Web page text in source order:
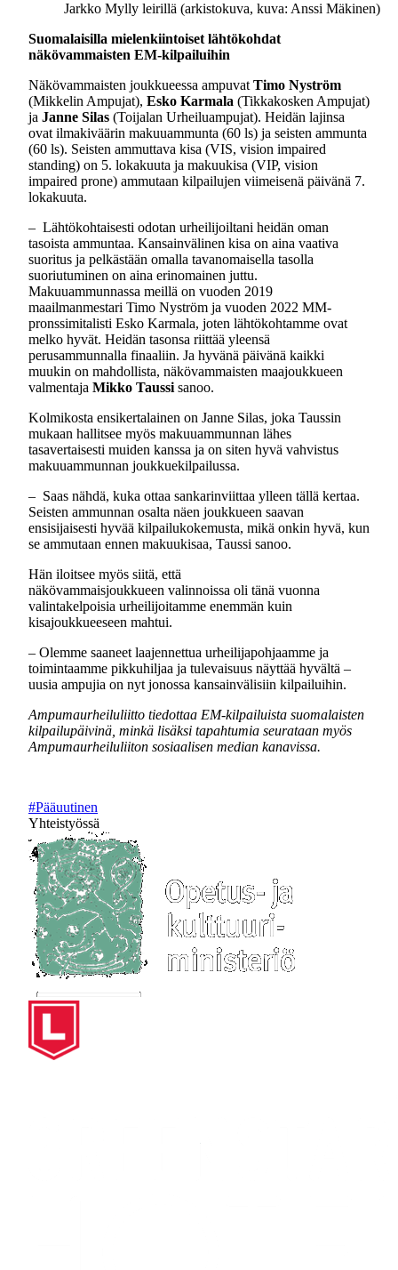
Jarkko Mylly leirillä (arkistokuva, kuva: Anssi Mäkinen)
Suomalaisilla mielenkiintoiset lähtökohdat
näkövammaisten EM-kilpailuihin
Näkövammaisten joukkueessa ampuvat Timo Nyström
(Mikkelin Ampujat), Esko Karmala (Tikkakosken Ampujat)
ja Janne Silas (Toijalan Urheiluampujat). Heidän lajinsa
ovat ilmakiväärin makuuammunta (60 ls) ja seisten ammunta
(60 ls). Seisten ammuttava kisa (VIS, vision impaired
standing) on 5. lokakuuta ja makuukisa (VIP, vision
impaired prone) ammutaan kilpailujen viimeisenä päivänä 7.
lokakuuta.
– Lähtökohtaisesti odotan urheilijoiltani heidän oman
tasoista ammuntaa. Kansainvälinen kisa on aina vaativa
suoritus ja pelkästään omalla tavanomaisella tasolla
suoriutuminen on aina erinomainen juttu.
Makuuammunnassa meillä on vuoden 2019
maailmanmestari Timo Nyström ja vuoden 2022 MM-
pronssimitalisti Esko Karmala, joten lähtökohtamme ovat
melko hyvät. Heidän tasonsa riittää yleensä
perusammunnalla finaaliin. Ja hyvänä päivänä kaikki
muukin on mahdollista, näkövammaisten maajoukkueen
valmentaja Mikko Taussi sanoo.
Kolmikosta ensikertalainen on Janne Silas, joka Taussin
mukaan hallitsee myös makuuammunnan lähes
tasavertaisesti muiden kanssa ja on siten hyvä vahvistus
makuuammunnan joukkuekilpailussa.
– Saas nähdä, kuka ottaa sankarinviittaa ylleen tällä kertaa.
Seisten ammunnan osalta näen joukkueen saavan
ensisijaisesti hyvää kilpailukokemusta, mikä onkin hyvä, kun
se ammutaan ennen makuukisaa, Taussi sanoo.
Hän iloitsee myös siitä, että
näkövammaisjoukkueen valinnoissa oli tänä vuonna
valintakelpoisia urheilijoitamme enemmän kuin
kisajoukkueeseen mahtui.
– Olemme saaneet laajennettua urheilijapohjaamme ja
toimintaamme pikkuhiljaa ja tulevaisuus näyttää hyvältä –
uusia ampujia on nyt jonossa kansainvälisiin kilpailuihin.
Ampumaurheiluliitto tiedottaa EM-kilpailuista suomalaisten
kilpailupäivinä, minkä lisäksi tapahtumia seurataan myös
Ampumaurheiluliiton sosiaalisen median kanavissa.
#Pääuutinen
Yhteistyössä